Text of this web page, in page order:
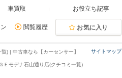
車買取 お役立ち記事
閲覧履歴 お気に入り
サイトマップ
) | 中古車なら【カーセンサー】
Ｅモデナ石山通り店(クチコミ一覧)